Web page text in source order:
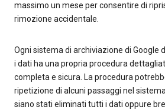
massimo un mese per consentire di
rimozione accidentale.
Ogni sistema di archiviazione di Google
i dati ha una propria procedura
completa e sicura. La procedura
ripetizione di alcuni passaggi nel
siano stati eliminati tutti i dati oppure